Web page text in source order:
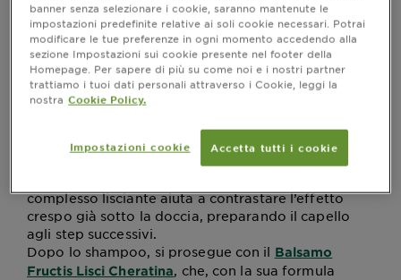
Haircare routine capelli lisci
Per chi ha capelli lisci, la routine parte con una
detersione che punti a disciplinare la fibra capillare,
Fructis Lisci Cheratinaè arricchito con cheratina
vegetale e olio di argan, e deterge delicatamente
complesso lisciante aiuta a contrastare l’effetto
crespo già sotto la doccia, preparando il capello
agli step successivi.
Dopo lo shampoo, si prosegue con il Balsamo
Fructis Lisci Cheratina, che, con la sua formula
banner senza selezionare i cookie, saranno mantenute le
impostazioni predefinite relative ai soli cookie necessari. Potrai
modificare le tue preferenze in ogni momento accedendo alla
sezione Impostazioni sui cookie presente nel footer della
Homepage. Per sapere di più su come noi e i nostri partner
trattiamo i tuoi dati personali attraverso i Cookie, leggi la
nostra Cookie Policy.
Impostazioni cookie Accetta tutti i cookie